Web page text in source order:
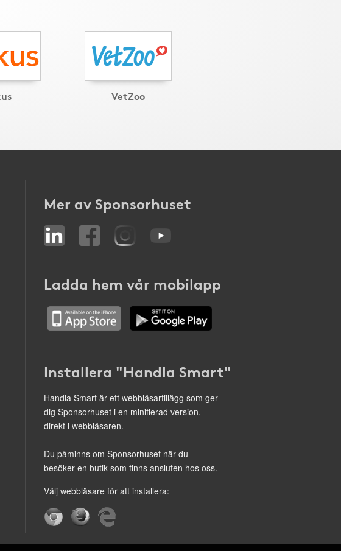
VetZoo
Mer av Sponsorhuset
Ladda hem vår mobilapp
Installera "Handla Smart"
Handla Smart är ett webbläsartillägg som ger
dig Sponsorhuset i en minifierad version,
direkt i webbläsaren.
Du påminns om Sponsorhuset när du
besöker en butik som finns ansluten hos oss.
Välj webbläsare för att installera: